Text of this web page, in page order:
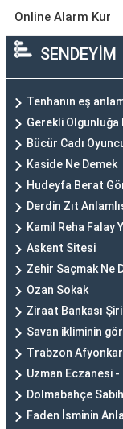
Online Alarm Kur
SENDEYİM
Tenhanın eş
Gerekli Olgunluğa
Bücür Cadı
Kaside Ne Demek
Hudeyfa Berat
Derdin Zıt
Kamil Reha Falay
Askent Sitesi
Zehir Saçmak Ne
Ozan Sokak
Ziraat Bankası
Savan ikliminin
Trabzon
Uzman Eczanesi
Dolmabahçe
Faden İsminin